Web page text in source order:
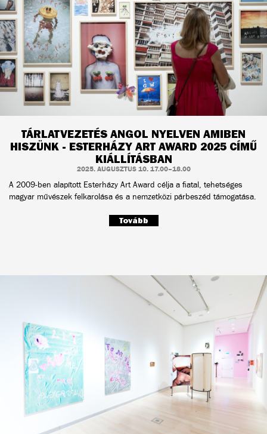
TÁRLATVEZETÉS ANGOL NYELVEN AMIBEN
HISZÜNK - ESTERHÁZY ART AWARD 2025 CÍMŰ
KIÁLLÍTÁSBAN
2025. AUGUSZTUS 10. 17.00–18.00
A 2009-ben alapított Esterházy Art Award célja a fiatal, tehetséges
magyar művészek felkarolása és a nemzetközi párbeszéd támogatása.
Tovább